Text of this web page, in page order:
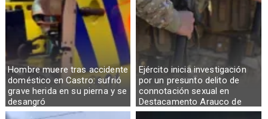
Hombre muere tras accidente
doméstico en Castro: sufrió
grave herida en su pierna y se
desangró
Ejército inicia investigación
por un presunto delito de
connotación sexual en
Destacamento Arauco de
Osorno